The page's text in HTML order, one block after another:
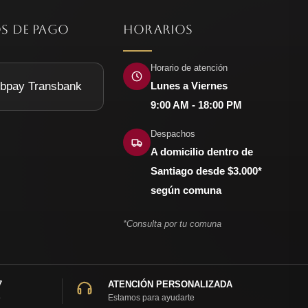
DE PAGO HORARIOS
Horario de atención
Lunes a Viernes
9:00 AM - 18:00 PM
Despachos
A domicilio dentro de
Santiago desde $3.000*
según comuna
*Consulta por tu comuna
ATENCIÓN PERSONALIZADA
Estamos para ayudarte